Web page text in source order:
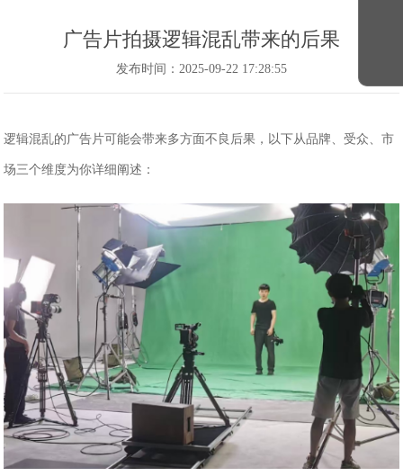
广告片拍摄逻辑混乱带来的后果
发布时间：2025-09-22 17:28:55
逻辑混乱的广告片可能会带来多方面不良后果，以下从品牌、受众、市
场三个维度为你详细阐述：